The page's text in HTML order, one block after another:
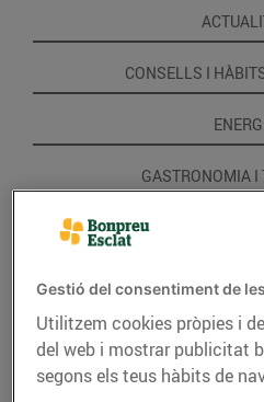
CONSELLS I
GASTRONOMIA I
Gestió del consentiment de
Utilitzem cookies pròpies i
del web i mostrar publicitat
segons els teus hàbits de